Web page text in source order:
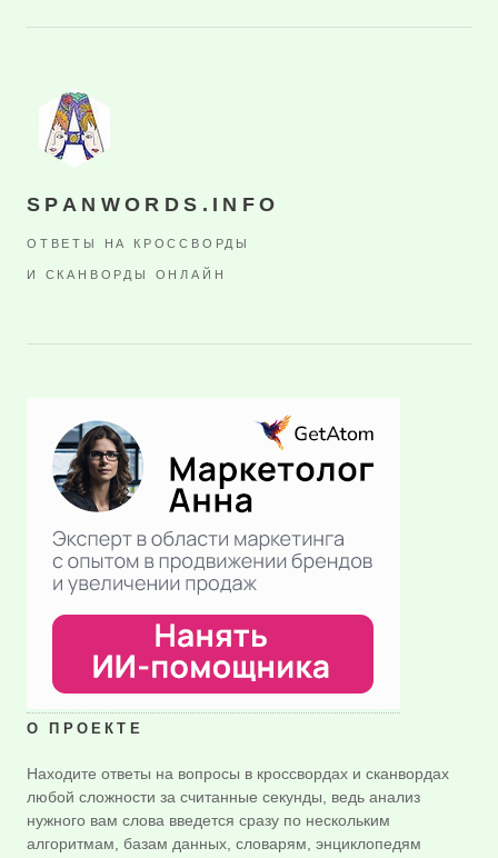
SPANWORDS.INFO
ОТВЕТЫ НА КРОССВОРДЫ
И СКАНВОРДЫ ОНЛАЙН
О ПРОЕКТЕ
Находите ответы на вопросы в кроссвордах и сканвордах
любой сложности за считанные секунды, ведь анализ
нужного вам слова введется сразу по нескольким
алгоритмам, базам данных, словарям, энциклопедям